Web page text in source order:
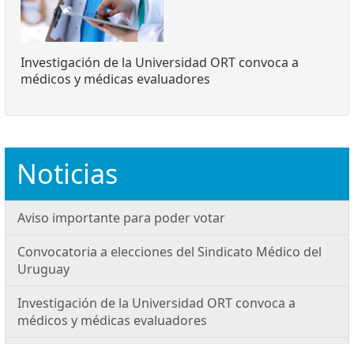
Investigación de la Universidad ORT convoca a
médicos y médicas evaluadores
Noticias
Aviso importante para poder votar
Convocatoria a elecciones del Sindicato Médico del
Uruguay
Investigación de la Universidad ORT convoca a
médicos y médicas evaluadores